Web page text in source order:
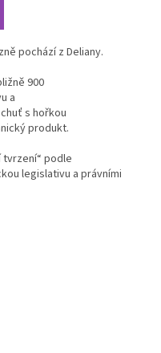
pochází z Deliany.
900
a
s hořkou
produkt.
podle
legislativu a právními